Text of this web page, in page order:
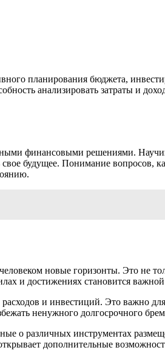
планирования бюджета,
анализировать затраты и
финансовыми решениями.
будущее. Понимание вопросов,
новые горизонты. Это не
и достижениях становится
и инвестиций. Это важно
ненужного долгосрочного
о различных инструментах
дополнительные